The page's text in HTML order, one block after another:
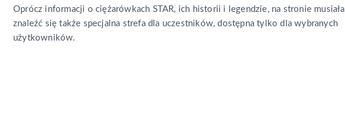
Oprócz informacji o ciężarówkach STAR, ich historii i legendzie, na stronie musiała
znaleźć się także specjalna strefa dla uczestników, dostępna tylko dla wybranych
użytkowników.